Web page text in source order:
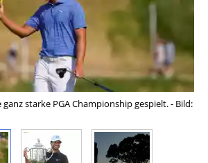
starke PGA Championship gespielt. - Bild: